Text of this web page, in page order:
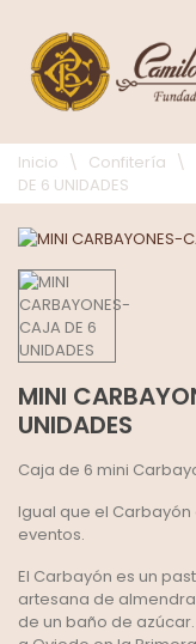
Inicio \ Confitería \
DE 6 UNIDADES
MINI
UNIDADES
Caja de 6 mini
Igual que el
eventos.
El Carbayón es un
artesana de
de un baño de